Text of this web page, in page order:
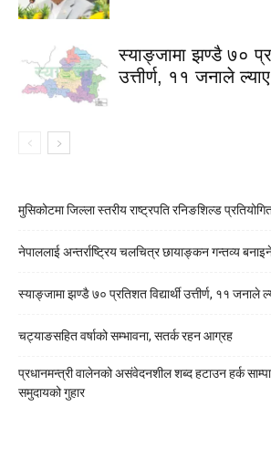
स्याङ्जामा झण्डै ७०
उत्तीर्ण, ११ जनाले
मुसिकोटमा जिल्ला स्तरीय राष्ट्रपति रनिङशिल्ड
नेपाललाई अन्तर्राष्ट्रिय चलचित्र छायाङ्कन गन्तव्य
स्याङ्जामा झण्डै ७० प्रतिशत विद्यार्थी उत्तीर्ण, ११ जनाले
चट्याङसहित वर्षाको सम्भावना, सतर्क रहन आग्रह
प्रधानमन्त्री वालेनको असंवेदनशील शब्द हटाउन हर्क
समुदायको गुहार